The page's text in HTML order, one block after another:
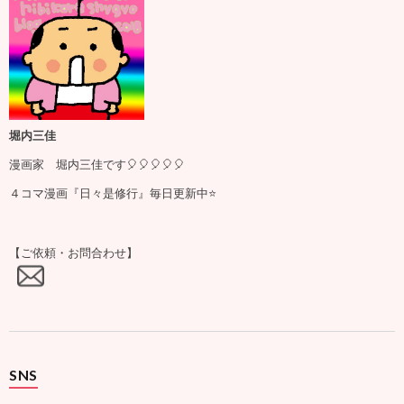
堀内三佳
漫画家 堀内三佳です🎈🎈🎈🎈🎈
４コマ漫画『日々是修行』毎日更新中⭐️
【ご依頼・お問合わせ】
SNS